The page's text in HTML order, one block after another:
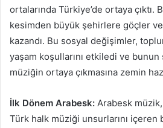
ortalarında Türkiye’de ortaya çıktı.
kesimden büyük şehirlere göçler
kazandı. Bu sosyal değişimler,
yaşam koşullarını etkiledi ve
müziğin ortaya çıkmasına zemin
İlk Dönem Arabesk: Arabesk
Türk halk müziği unsurlarını içeren